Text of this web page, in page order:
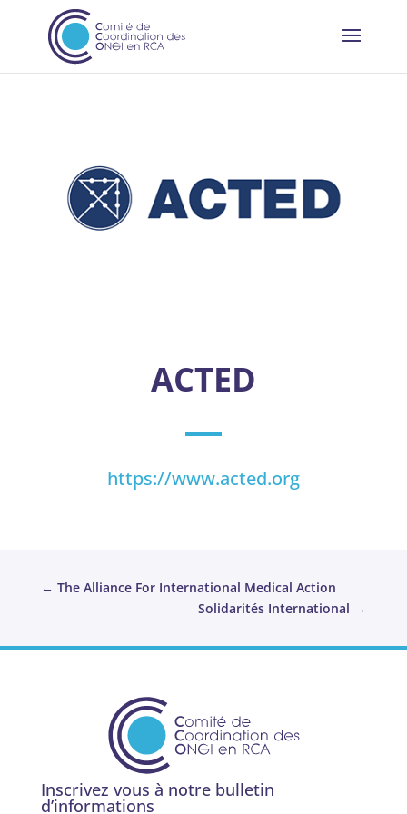
ACTED
https://www.acted.org
← The Alliance For International Medical Action
Solidarités International →
Inscrivez vous à notre bulletin
d’informations